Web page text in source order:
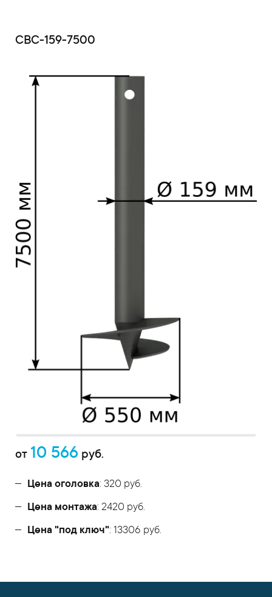
СВС-159-7500
от 10 566 руб.
Цена оголовка: 320 руб.
Цена монтажа: 2420 руб.
Цена "под ключ": 13306 руб.